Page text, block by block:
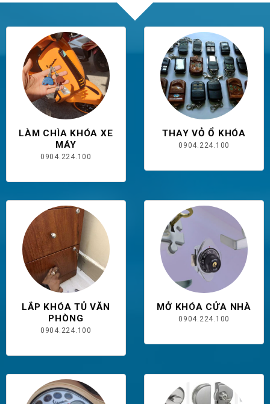
LÀM CHÌA KHÓA XE
MÁY
0904.224.100
THAY VỎ Ổ KHÓA
0904.224.100
LẮP KHÓA TỦ VĂN
PHÒNG
0904.224.100
MỞ KHÓA CỬA NHÀ
0904.224.100